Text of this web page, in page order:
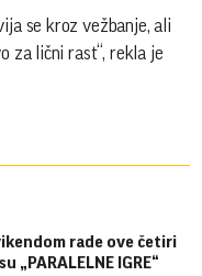
se kroz vežbanje, ali
za lični rast“, ​​rekla je
rade ove četiri
„PARALELNE IGRE“